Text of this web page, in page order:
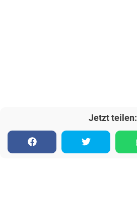
Jetzt teilen: